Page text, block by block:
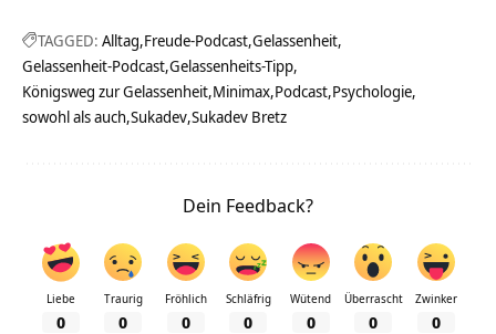
TAGGED: Alltag Freude-Podcast Gelassenheit
Gelassenheit-Podcast Gelassenheits-Tipp
Königsweg zur Gelassenheit Minimax Podcast Psychologie
sowohl als auch Sukadev Sukadev Bretz
Dein Feedback?
Liebe
0
Traurig
0
Fröhlich
0
Schläfrig
0
Wütend
0
Überrascht
0
Zwinker
0